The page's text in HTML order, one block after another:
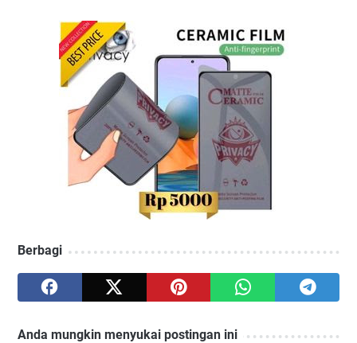
Berbagi
Anda mungkin menyukai postingan ini